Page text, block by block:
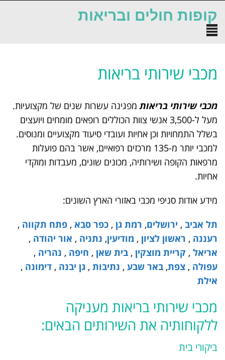
קופות חולים ובריאות
תפריט
מכבי שירותי בריאות
מכבי שירותי בריאותמפגינה עשרות שנים של מקצועיות.
מעל ל-3,500 אנשי צוות הכוללים רופאים מומחים ויועצים
בשלל התמחויות וכן אחיות ועובדי סיעוד מקצועיים ומנוסים.
למכבי יותר מ-135 מרכזים רפואיים, אשר בהם פועלות
מרפאות הקופה ושירותיה, מכונים שונים, מעבדות ומוקדי
אחיות.
מידע אודות סניפי מכבי באזורי הארץ השונים:
תל אביב , ירושלים, רמת גן , כפר סבא , פתח תקווה ,
רעננה , ראשון לציון , מודיעין, נתניה , אור יהודה ,
אריאל , קריית מוצקין , בית שאן , חיפה , נהריה ,
עפולה , צפת, באר שבע , נתיבות , גן יבנה , דימונה ,
אילת
מכבי שירותי בריאות מעניקה
ללקוחותיה את השירותים הבאים:
ביקורי בית